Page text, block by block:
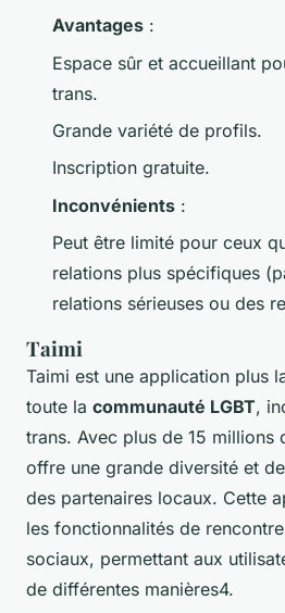
Avantages :
Espace sûr et accueillant
trans.
Grande variété de profils.
Inscription gratuite.
Inconvénients :
Peut être limité pour ceux
relations plus spécifiques
relations sérieuses ou des
Taimi
Taimi est une application plus
toute la communauté LGBT,
trans. Avec plus de 15 millions
offre une grande diversité et
des partenaires locaux. Cette
les fonctionnalités de
sociaux, permettant aux
de différentes manières4.